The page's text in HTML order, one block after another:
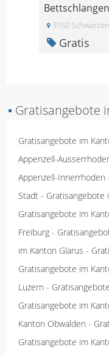
Bettschlangen
3150
Gratis
▪ Gratisangebote
Gratisangebote im
Appenzell-
Appenzell-Innerrhoden
Stadt - Gratisangebote
Gratisangebote im
Freiburg -
im Kanton Glarus -
Gratisangebote im
Luzern -
Gratisangebote im
Kanton Obwalden -
Gratisangebote im